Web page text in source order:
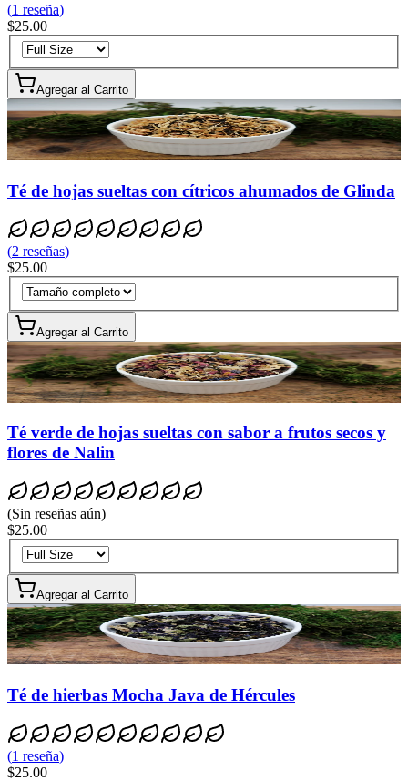
(1 reseña)
$25.00
Agregar al Carrito
Té de hojas sueltas con cítricos ahumados de Glinda
(2 reseñas)
$25.00
Agregar al Carrito
Té verde de hojas sueltas con sabor a frutos secos y
flores de Nalin
(Sin reseñas aún)
$25.00
Agregar al Carrito
Té de hierbas Mocha Java de Hércules
(1 reseña)
$25.00